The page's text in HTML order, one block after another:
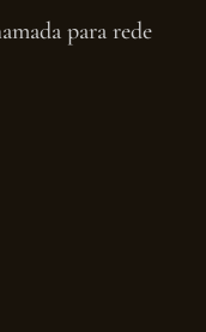
para rede